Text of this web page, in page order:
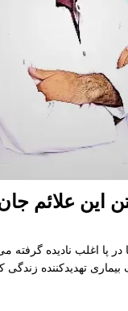
این علائم
پا اغلب نادیده گرفته
تهدیدکننده